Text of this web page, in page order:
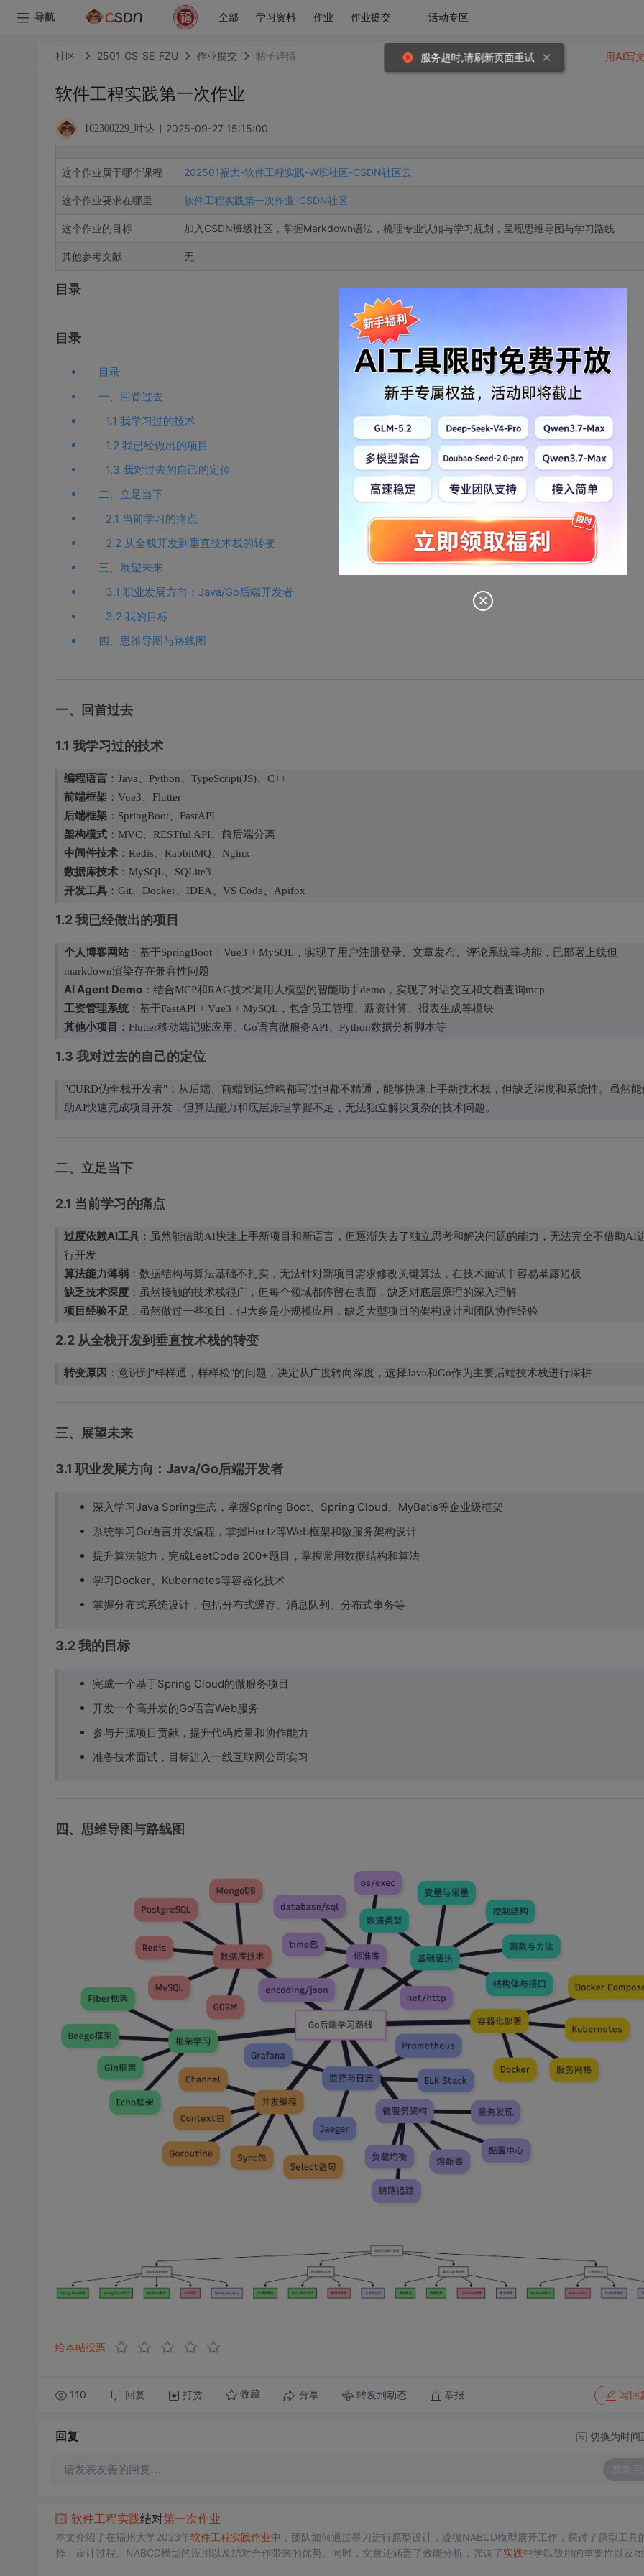
导航 全部 学习资料 作业 作业提交 活动专区
社区 2501_CS_SE_FZU 作业提交 帖子详情
软件工程实践第一次作业
102300229_叶达 2025-09-27 15:15:00
这个作业属于哪个课程 202501福大-软件工程实践-W班社区-CSDN社区云
这个作业要求在哪里 软件工程实践第一次作业-CSDN社区
这个作业的目标 加入CSDN班级社区，掌握Markdown语法，梳理专业认知与学习规划，呈现思维导图与学习路线
其他参考文献 无
目录
目录
目录
一、回首过去
1.1 我学习过的技术
1.2 我已经做出的项目
1.3 我对过去的自己的定位
二、立足当下
2.1 当前学习的痛点
2.2 从全栈开发到垂直技术栈的转变
三、展望未来
3.1 职业发展方向：Java/Go后端开发者
3.2 我的目标
四、思维导图与路线图
一、回首过去
1.1 我学习过的技术
编程语言：Java、Python、TypeScript(JS)、C++
前端框架：Vue3、Flutter
后端框架：SpringBoot、FastAPI
架构模式：MVC、RESTful API、前后端分离
中间件技术：Redis、RabbitMQ、Nginx
数据库技术：MySQL、SQLite3
开发工具：Git、Docker、IDEA、VS Code、Apifox
1.2 我已经做出的项目
个人博客网站：基于SpringBoot + Vue3 + MySQL，实现了用户注册登录、文章发布、评论系统等功能，已部署上线但
markdown渲染存在兼容性问题
AI Agent Demo：结合MCP和RAG技术调用大模型的智能助手demo，实现了对话交互和文档查询mcp
工资管理系统：基于FastAPI + Vue3 + MySQL，包含员工管理、薪资计算、报表生成等模块
其他小项目 ：Flutter移动端记账应用、Go语言微服务API、Python数据分析脚本等
1.3 我对过去的自己的定位
"CURD伪全栈开发者"：从后端、前端到运维啥都写过但都不精通，能够快速上手新技术栈，但缺乏深度和系统性。虽然能
助AI快速完成项目开发，但算法能力和底层原理掌握不足，无法独立解决复杂的技术问题。
二、立足当下
2.1 当前学习的痛点
过度依赖AI工具：虽然能借助AI快速上手新项目和新语言，但逐渐失去了独立思考和解决问题的能力，无法完全不借助AI
行开发
算法能力薄弱：数据结构与算法基础不扎实，无法针对新项目需求修改关键算法，在技术面试中容易暴露短板
缺乏技术深度：虽然接触的技术栈很广，但每个领域都停留在表面，缺乏对底层原理的深入理解
项目经验不足 ：虽然做过一些项目，但大多是小规模应用，缺乏大型项目的架构设计和团队协作经验
2.2 从全栈开发到垂直技术栈的转变
转变原因 ：意识到"样样通，样样松"的问题，决定从广度转向深度，选择Java和Go作为主要后端技术栈进行深耕
三、展望未来
3.1 职业发展方向：Java/Go后端开发者
深入学习Java Spring生态，掌握Spring Boot、Spring Cloud、MyBatis等企业级框架
系统学习Go语言并发编程，掌握Hertz等Web框架和微服务架构设计
提升算法能力，完成LeetCode 200+题目，掌握常用数据结构和算法
学习Docker、Kubernetes等容器化技术
掌握分布式系统设计，包括分布式缓存、消息队列、分布式事务等
3.2 我的目标
完成一个基于Spring Cloud的微服务项目
开发一个高并发的Go语言Web服务
参与开源项目贡献，提升代码质量和协作能力
准备技术面试，目标进入一线互联网公司实习
四、思维导图与路线图
给本帖投票
110 回复 打赏 收藏 分享 转发到动态 举报 写回
用AI写
回复 切换为时间
请发表友善的回复… 发表回
软件工程实践结对第一次作业
本文介绍了在福州大学2023年软件工程实践作业中，团队如何通过墨刀进行原型设计，遵循NABCD模型展开工作，探讨了原型工具
择、设计过程、NABCD模型的应用以及结对合作带来的优势。同时，文章还涵盖了效能分析，强调了实践中学以致用的重要性以及
服务超时,请刷新页面重试